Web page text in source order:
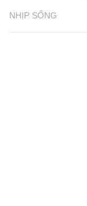
NHỊP SỐNG